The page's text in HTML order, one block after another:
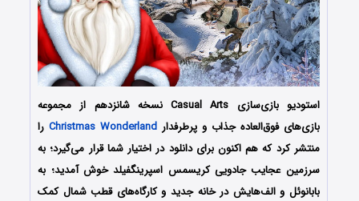
استودیو بازی‌سازی Casual Arts نسخه شانزدهم از مجموعه
بازی‌های فوق‌العاده جذاب و پرطرفدار Christmas Wonderlandرا
منتشر کرد که هم اکنون برای دانلود در اختیار شما قرار می‌گیرد؛ به
سرزمین عجایب جادویی کریسمس اسپرینگفیلد خوش آمدید؛ به
بابانوئل و الف‌هایش در خانه جدید و کارگاه‌های قطب شمال کمک